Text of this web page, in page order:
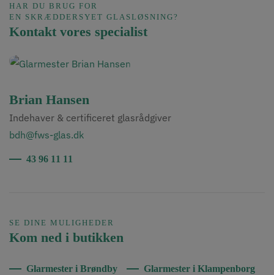
HAR DU BRUG FOR
EN SKRÆDDERSYET GLASLØSNING?
Kontakt vores specialist
Brian Hansen
Indehaver & certificeret glasrådgiver
bdh@fws-glas.dk
43 96 11 11
SE DINE MULIGHEDER
Kom ned i butikken
Glarmester i Brøndby Glarmester i Klampenborg